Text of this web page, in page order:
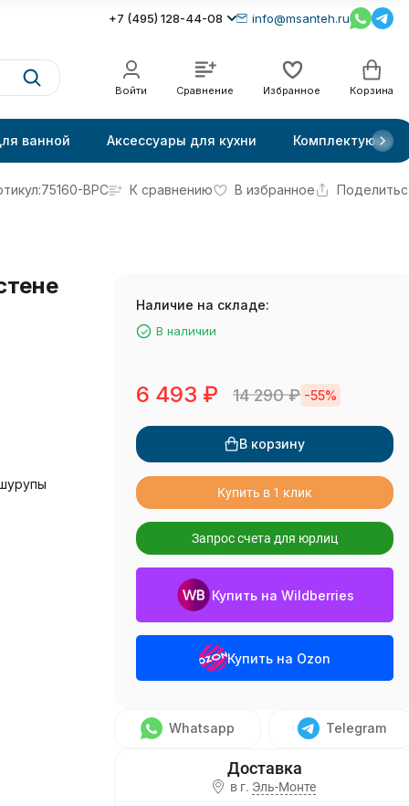
+7 (495) 128-44-08 info@msanteh.ru
Войти Сравнение Избранное Корзина
ванной Аксессуары для кухни Комплектующие
75160-BPC К сравнению В избранное
Наличие на складе:
В наличии
6 493 ₽ 14 290₽ -55%
В корзину
Купить в 1 клик
Запрос счета для юрлиц
Купить на Wildberries
Купить на Ozon
Whatsapp Telegram
в г. Эль-Монте